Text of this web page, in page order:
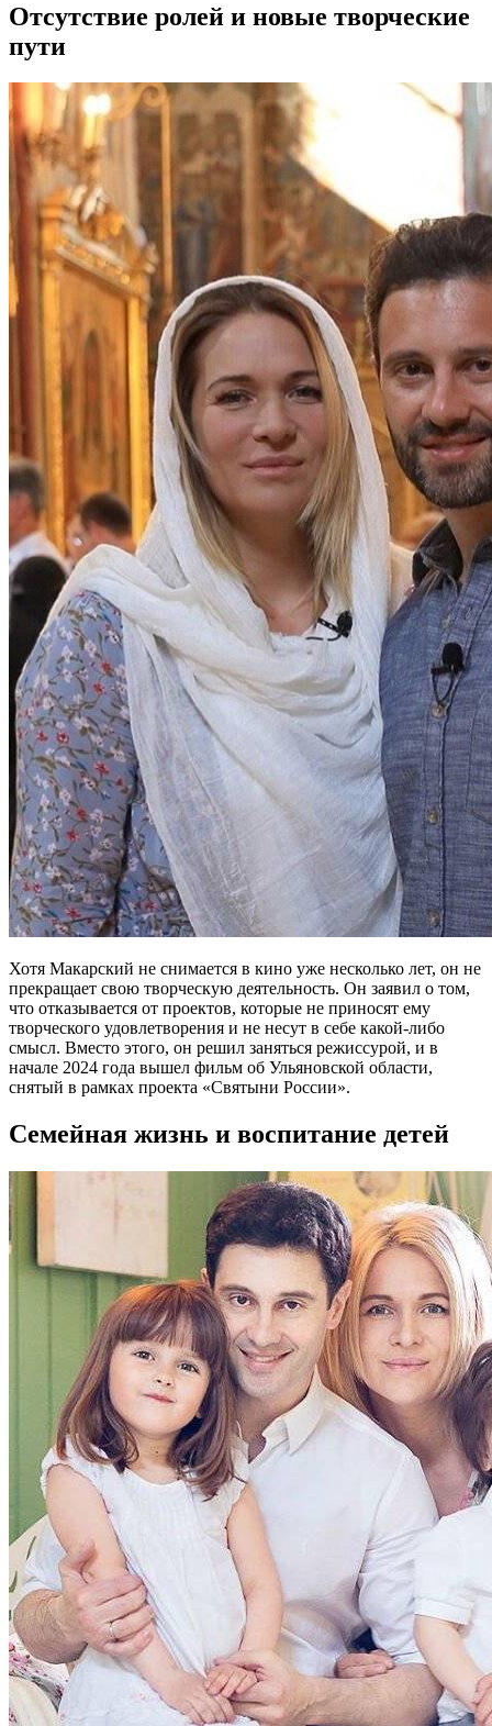
Отсутствие ролей и новые творческие
пути
Хотя Макарский не снимается в кино уже несколько лет, он не
прекращает свою творческую деятельность. Он заявил о том,
что отказывается от проектов, которые не приносят ему
творческого удовлетворения и не несут в себе какой-либо
смысл. Вместо этого, он решил заняться режиссурой, и в
начале 2024 года вышел фильм об Ульяновской области,
снятый в рамках проекта «Святыни России».
Семейная жизнь и воспитание детей